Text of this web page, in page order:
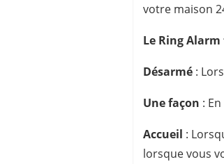
votre maison
Le Ring
Désarmé :
Une façon :
Accueil :
lorsque vous